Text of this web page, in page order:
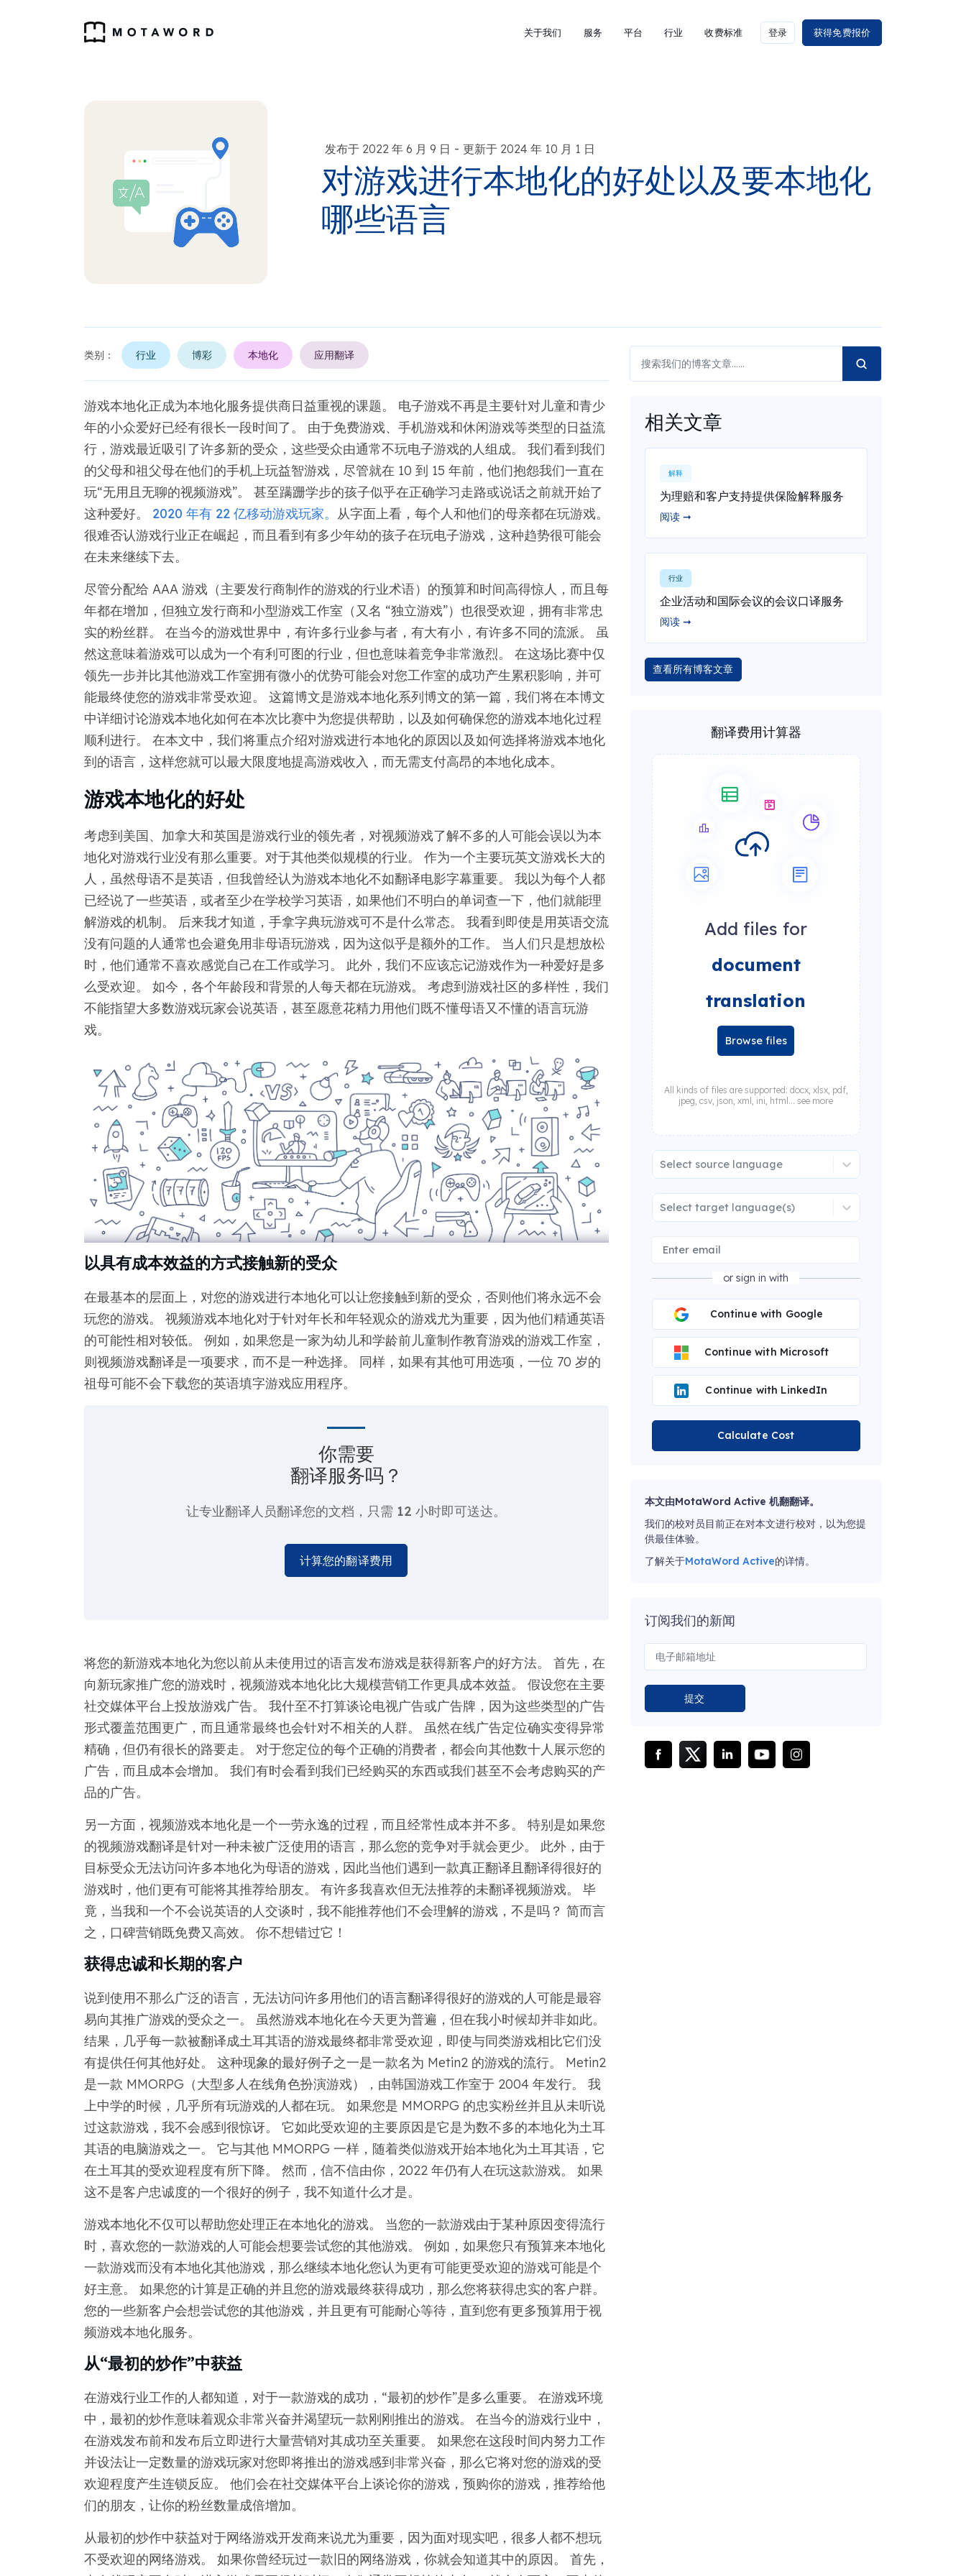
关于我们 服务 平台 行业 收费标准 登录 获得免费报价
发布于 2022 年 6 月 9 日 - 更新于 2024 年 10 月 1 日
对游戏进行本地化的好处以及要本地化
哪些语言
类别： 行业 博彩 本地化 应用翻译
游戏本地化正成为本地化服务提供商日益重视的课题。 电子游戏不再是主要针对儿童和青少
年的小众爱好已经有很长一段时间了。 由于免费游戏、手机游戏和休闲游戏等类型的日益流
行，游戏最近吸引了许多新的受众，这些受众由通常不玩电子游戏的人组成。 我们看到我们
的父母和祖父母在他们的手机上玩益智游戏，尽管就在 10 到 15 年前，他们抱怨我们一直在
玩“无用且无聊的视频游戏”。 甚至蹒跚学步的孩子似乎在正确学习走路或说话之前就开始了
这种爱好。 2020 年有 22 亿移动游戏玩家。 从字面上看，每个人和他们的母亲都在玩游戏。
很难否认游戏行业正在崛起，而且看到有多少年幼的孩子在玩电子游戏，这种趋势很可能会
在未来继续下去。
尽管分配给 AAA 游戏（主要发行商制作的游戏的行业术语）的预算和时间高得惊人，而且每
年都在增加，但独立发行商和小型游戏工作室（又名 “独立游戏”）也很受欢迎，拥有非常忠
实的粉丝群。 在当今的游戏世界中，有许多行业参与者，有大有小，有许多不同的流派。 虽
然这意味着游戏可以成为一个有利可图的行业，但也意味着竞争非常激烈。 在这场比赛中仅
领先一步并比其他游戏工作室拥有微小的优势可能会对您工作室的成功产生累积影响，并可
能最终使您的游戏非常受欢迎。 这篇博文是游戏本地化系列博文的第一篇，我们将在本博文
中详细讨论游戏本地化如何在本次比赛中为您提供帮助，以及如何确保您的游戏本地化过程
顺利进行。 在本文中，我们将重点介绍对游戏进行本地化的原因以及如何选择将游戏本地化
到的语言，这样您就可以最大限度地提高游戏收入，而无需支付高昂的本地化成本。
游戏本地化的好处
考虑到美国、加拿大和英国是游戏行业的领先者，对视频游戏了解不多的人可能会误以为本
地化对游戏行业没有那么重要。对于其他类似规模的行业。 作为一个主要玩英文游戏长大的
人，虽然母语不是英语，但我曾经认为游戏本地化不如翻译电影字幕重要。 我以为每个人都
已经说了一些英语，或者至少在学校学习英语，如果他们不明白的单词查一下，他们就能理
解游戏的机制。 后来我才知道，手拿字典玩游戏可不是什么常态。 我看到即使是用英语交流
没有问题的人通常也会避免用非母语玩游戏，因为这似乎是额外的工作。 当人们只是想放松
时，他们通常不喜欢感觉自己在工作或学习。 此外，我们不应该忘记游戏作为一种爱好是多
么受欢迎。 如今，各个年龄段和背景的人每天都在玩游戏。 考虑到游戏社区的多样性，我们
不能指望大多数游戏玩家会说英语，甚至愿意花精力用他们既不懂母语又不懂的语言玩游
戏。
以具有成本效益的方式接触新的受众
在最基本的层面上，对您的游戏进行本地化可以让您接触到新的受众，否则他们将永远不会
玩您的游戏。 视频游戏本地化对于针对年长和年轻观众的游戏尤为重要，因为他们精通英语
的可能性相对较低。 例如，如果您是一家为幼儿和学龄前儿童制作教育游戏的游戏工作室，
则视频游戏翻译是一项要求，而不是一种选择。 同样，如果有其他可用选项，一位 70 岁的
祖母可能不会下载您的英语填字游戏应用程序。
你需要
翻译服务吗？
让专业翻译人员翻译您的文档，只需 12 小时即可送达。
计算您的翻译费用
将您的新游戏本地化为您以前从未使用过的语言发布游戏是获得新客户的好方法。 首先，在
向新玩家推广您的游戏时，视频游戏本地化比大规模营销工作更具成本效益。 假设您在主要
社交媒体平台上投放游戏广告。 我什至不打算谈论电视广告或广告牌，因为这些类型的广告
形式覆盖范围更广，而且通常最终也会针对不相关的人群。 虽然在线广告定位确实变得异常
精确，但仍有很长的路要走。 对于您定位的每个正确的消费者，都会向其他数十人展示您的
广告，而且成本会增加。 我们有时会看到我们已经购买的东西或我们甚至不会考虑购买的产
品的广告。
另一方面，视频游戏本地化是一个一劳永逸的过程，而且经常性成本并不多。 特别是如果您
的视频游戏翻译是针对一种未被广泛使用的语言，那么您的竞争对手就会更少。 此外，由于
目标受众无法访问许多本地化为母语的游戏，因此当他们遇到一款真正翻译且翻译得很好的
游戏时，他们更有可能将其推荐给朋友。 有许多我喜欢但无法推荐的未翻译视频游戏。 毕
竟，当我和一个不会说英语的人交谈时，我不能推荐他们不会理解的游戏，不是吗？ 简而言
之，口碑营销既免费又高效。 你不想错过它！
获得忠诚和长期的客户
说到使用不那么广泛的语言，无法访问许多用他们的语言翻译得很好的游戏的人可能是最容
易向其推广游戏的受众之一。 虽然游戏本地化在今天更为普遍，但在我小时候却并非如此。
结果，几乎每一款被翻译成土耳其语的游戏最终都非常受欢迎，即使与同类游戏相比它们没
有提供任何其他好处。 这种现象的最好例子之一是一款名为 Metin2 的游戏的流行。 Metin2
是一款 MMORPG（大型多人在线角色扮演游戏），由韩国游戏工作室于 2004 年发行。 我
上中学的时候，几乎所有玩游戏的人都在玩。 如果您是 MMORPG 的忠实粉丝并且从未听说
过这款游戏，我不会感到很惊讶。 它如此受欢迎的主要原因是它是为数不多的本地化为土耳
其语的电脑游戏之一。 它与其他 MMORPG 一样，随着类似游戏开始本地化为土耳其语，它
在土耳其的受欢迎程度有所下降。 然而，信不信由你，2022 年仍有人在玩这款游戏。 如果
这不是客户忠诚度的一个很好的例子，我不知道什么才是。
游戏本地化不仅可以帮助您处理正在本地化的游戏。 当您的一款游戏由于某种原因变得流行
时，喜欢您的一款游戏的人可能会想要尝试您的其他游戏。 例如，如果您只有预算来本地化
一款游戏而没有本地化其他游戏，那么继续本地化您认为更有可能更受欢迎的游戏可能是个
好主意。 如果您的计算是正确的并且您的游戏最终获得成功，那么您将获得忠实的客户群。
您的一些新客户会想尝试您的其他游戏，并且更有可能耐心等待，直到您有更多预算用于视
频游戏本地化服务。
从“最初的炒作”中获益
在游戏行业工作的人都知道，对于一款游戏的成功，“最初的炒作”是多么重要。 在游戏环境
中，最初的炒作意味着观众非常兴奋并渴望玩一款刚刚推出的游戏。 在当今的游戏行业中，
在游戏发布前和发布后立即进行大量营销对其成功至关重要。 如果您在这段时间内努力工作
并设法让一定数量的游戏玩家对您即将推出的游戏感到非常兴奋，那么它将对您的游戏的受
欢迎程度产生连锁反应。 他们会在社交媒体平台上谈论你的游戏，预购你的游戏，推荐给他
们的朋友，让你的粉丝数量成倍增加。
从最初的炒作中获益对于网络游戏开发商来说尤为重要，因为面对现实吧，很多人都不想玩
不受欢迎的网络游戏。 如果你曾经玩过一款旧的网络游戏，你就会知道其中的原因。 首先，
相关文章
解释
为理赔和客户支持提供保险解释服务
阅读 ➞
行业
企业活动和国际会议的会议口译服务
阅读 ➞
查看所有博客文章
翻译费用计算器
Add files for
document
translation
Browse files
All kinds of files are supported: docx, xlsx, pdf,
jpeg, csv, json, xml, ini, html... see more
Select source language
Select target language(s)
or sign in with
Continue with Google
Continue with Microsoft
Continue with LinkedIn
Calculate Cost
本文由MotaWord Active 机翻翻译。
我们的校对员目前正在对本文进行校对，以为您提
供最佳体验。
了解关于MotaWord Active的详情。
订阅我们的新闻
提交